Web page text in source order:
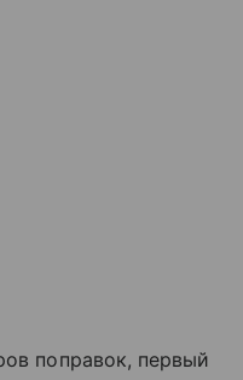
поправок, первый